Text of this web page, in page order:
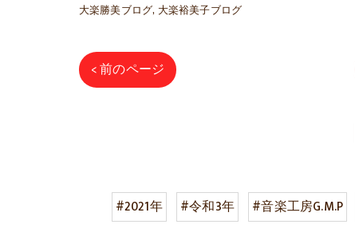
大楽勝美ブログ 大楽裕美子ブログ
< 前のページ
#2021年 #令和3年 #音楽工房G.M.P